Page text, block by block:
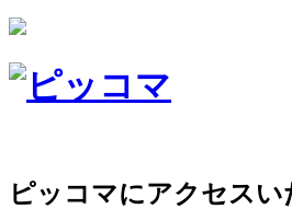
ピッコマにアクセスい